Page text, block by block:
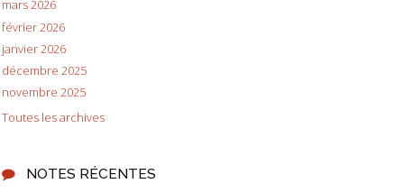
mars 2026
février 2026
janvier 2026
décembre 2025
novembre 2025
Toutes les archives
NOTES RÉCENTES